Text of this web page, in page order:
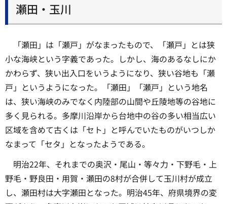
瀬田・玉川
「瀬田」は「瀬戸」がなまったもので、「瀬戸」とは狭
小な海峡という字義であった。しかし、海のあるなしにか
かわらず、狭い出入口をいうようになり、狭い谷地も「瀬
戸」というようになった。「瀬田」「瀬戸」という地名
は、狭い海峡のみでなく内陸部の山間や丘陵地等の谷地に
多く見られる。多摩川沿岸から台地中の谷の多い相当広い
区域を含めて古くは「セト」と呼んでいたものがいつしか
なまって「セタ」となったようである。
明治22年、それまでの奥沢・尾山・等々力・下野毛・上
野毛・野良田・用賀・瀬田の8村が合併して玉川村が成立
し、瀬田村は大字瀬田となった。明治45年、府県境界の変